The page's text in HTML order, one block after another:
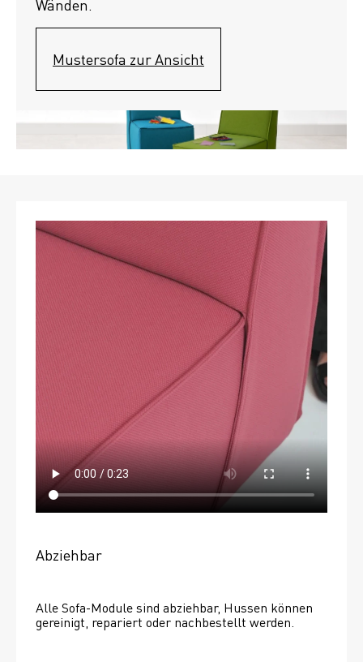
Wänden.
Mustersofa zur Ansicht
Abziehbar
Alle Sofa-Module sind abziehbar, Hussen können
gereinigt, repariert oder nachbestellt werden.